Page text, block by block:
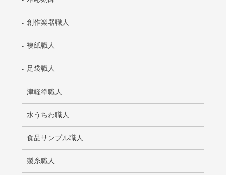
創作楽器職人
襖紙職人
足袋職人
津軽塗職人
水うちわ職人
食品サンプル職人
製糸職人